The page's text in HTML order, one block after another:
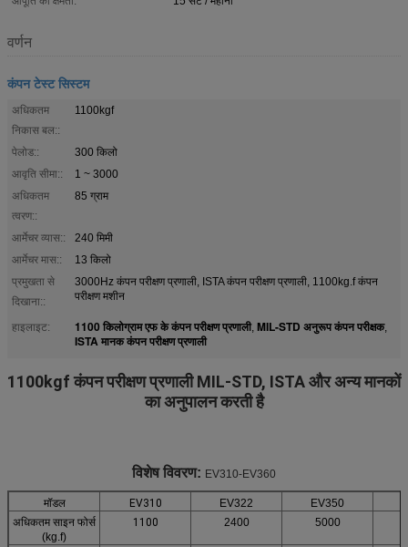
वर्णन
कंपन टेस्ट सिस्टम
अधिकतम
निकास बल::
1100kgf
पेलोड::
300 किलो
आवृति सीमा::
1 ~ 3000
अधिकतम
त्वरण::
85 ग्राम
आर्मेचर व्यास::
240 मिमी
आर्मेचर मास::
13 किलो
प्रमुखता से
दिखाना::
3000Hz कंपन परीक्षण प्रणाली, ISTA कंपन परीक्षण प्रणाली, 1100kg.f कंपन
परीक्षण मशीन
हाइलाइट: 1100 किलोग्राम एफ के कंपन परीक्षण प्रणाली, MIL-STD अनुरूप कंपन परीक्षक,
ISTA मानक कंपन परीक्षण प्रणाली
1100kgf कंपन परीक्षण प्रणाली MIL-STD, ISTA और अन्य मानकों
का अनुपालन करती है
विशेष विवरण: EV310-EV360
मॉडल EV310 EV322 EV350
अधिकतम साइन फोर्स
(kg.f)
1100 2400 5000